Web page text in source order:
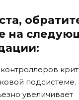
на
подсистеме.
увеличивает